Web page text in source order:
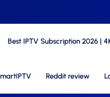
Best IPTV Subscription 2026 |
Reddit review